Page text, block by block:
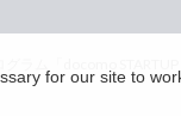
for our site to